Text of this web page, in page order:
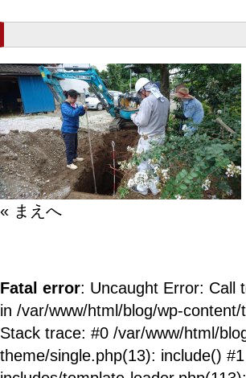
« まえへ
Fatal error: Uncaught Error: Call
in /var/www/html/blog/wp-
Stack trace: #0 /var/www/html/
theme/single.php(13): include()